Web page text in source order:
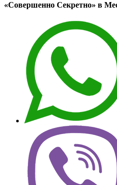
«Совершенно Секретно» в